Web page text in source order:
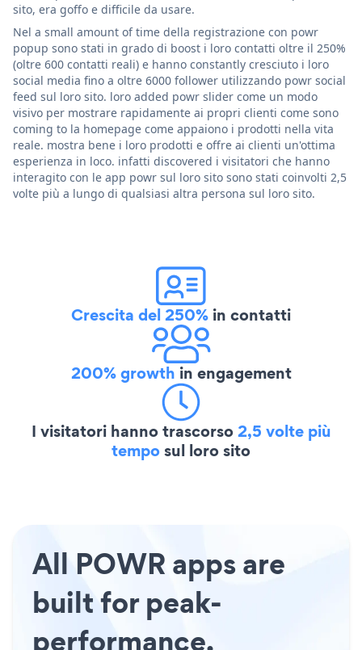
sito, era goffo e difficile da usare.
Nel a small amount of time della registrazione con powr
popup sono stati in grado di boost i loro contatti oltre il 250%
(oltre 600 contatti reali) e hanno constantly cresciuto i loro
social media fino a oltre 6000 follower utilizzando powr social
feed sul loro sito. loro added powr slider come un modo
visivo per mostrare rapidamente ai propri clienti come sono
coming to la homepage come appaiono i prodotti nella vita
reale. mostra bene i loro prodotti e offre ai clienti un'ottima
esperienza in loco. infatti discovered i visitatori che hanno
interagito con le app powr sul loro sito sono stati coinvolti 2,5
volte più a lungo di qualsiasi altra persona sul loro sito.
Crescita del 250% in contatti
200% growth in engagement
I visitatori hanno trascorso2,5 volte più
temposul loro sito
All POWR apps are
built for peak-
performance.